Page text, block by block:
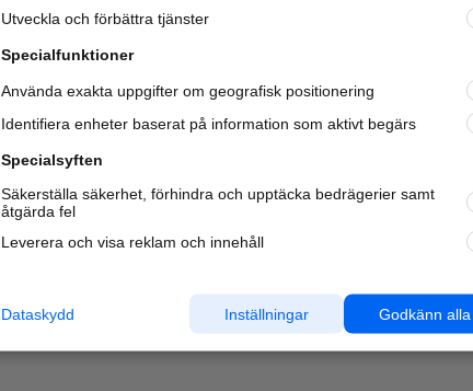
Utveckla och förbättra tjänster
Specialfunktioner
Använda exakta uppgifter om geografisk positionering
Identifiera enheter baserat på information som aktivt begärs
Specialsyften
Säkerställa säkerhet, förhindra och upptäcka bedrägerier samt
åtgärda fel
Leverera och visa reklam och innehåll
Godkänn alla
Inställningar
Dataskydd